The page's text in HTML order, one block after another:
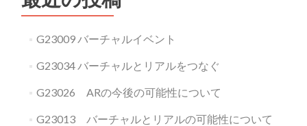
G23009 バーチャルイベント
G23034 バーチャルとリアルをつなぐ
G23026 ARの今後の可能性について
G23013 バーチャルとリアルの可能性について